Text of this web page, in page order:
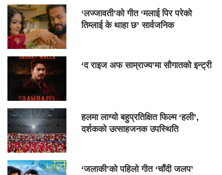
‘लज्जावती’को गीत ‘मलाई पिर परेको
तिम्लाई के थाहा छ’ सार्वजनिक
‘द राइज अफ साम्राज्य’मा सौगातको इन्ट्री
हलमा लाग्यो बहुप्रतिक्षित फिल्म ‘हली’,
दर्शकको उत्साहजनक उपस्थिति
‘जलाकी’को पहिलो गीत ‘चाँदी जलप’